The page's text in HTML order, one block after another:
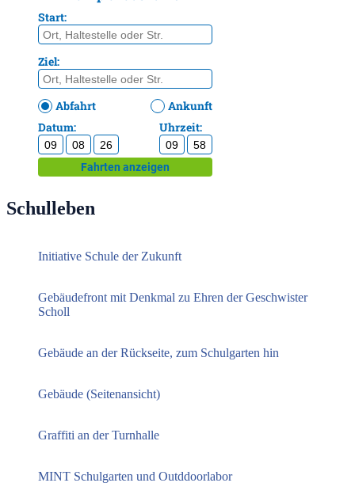
Schulleben
Initiative Schule der Zukunft
Gebäudefront mit Denkmal zu Ehren der Geschwister
Scholl
Gebäude an der Rückseite, zum Schulgarten hin
Gebäude (Seitenansicht)
Graffiti an der Turnhalle
MINT Schulgarten und Outddoorlabor